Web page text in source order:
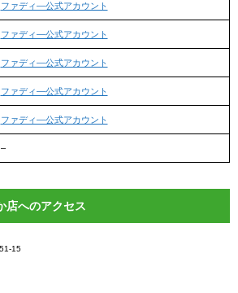
ファディ―公式アカウント
ファディ―公式アカウント
ファディ―公式アカウント
ファディ―公式アカウント
ファディ―公式アカウント
–
店へのアクセス
15